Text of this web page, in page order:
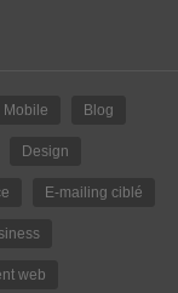
Blog
Design
E-mailing ciblé
web